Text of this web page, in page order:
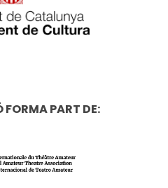
FORMA PART DE: